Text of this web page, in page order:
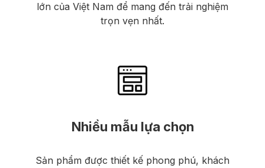
lớn của Việt Nam để mang đến trải nghiệm
trọn vẹn nhất.
Nhiều mẫu lựa chọn
Sản phẩm được thiết kế phong phú, khách